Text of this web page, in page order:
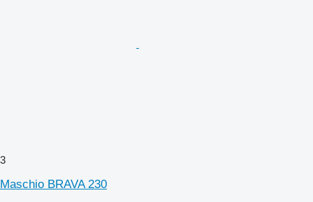
3
Maschio BRAVA 230